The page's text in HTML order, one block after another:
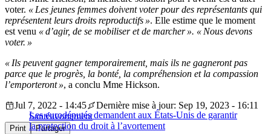
voter. « Les jeunes femmes doivent voter pour des représentants qui
représentent leurs droits reproductifs ». Elle estime que le moment
est venu « d’agir, de se mobiliser et de marcher ». « Nous devons
voter. »
« Ils peuvent gagner temporairement, mais ils ne gagneront pas
parce que le progrès, la bonté, la compréhension et la compassion
l’emporteront », a conclu Mme Hickson.
Les eurodéputés demandent aux États-Unis de garantir
la protection du droit à l’avortement
Jul 7, 2022 - 14:45
Dernière mise à jour: Sep 19, 2023 - 16:11
Santéavortement
Print Partager